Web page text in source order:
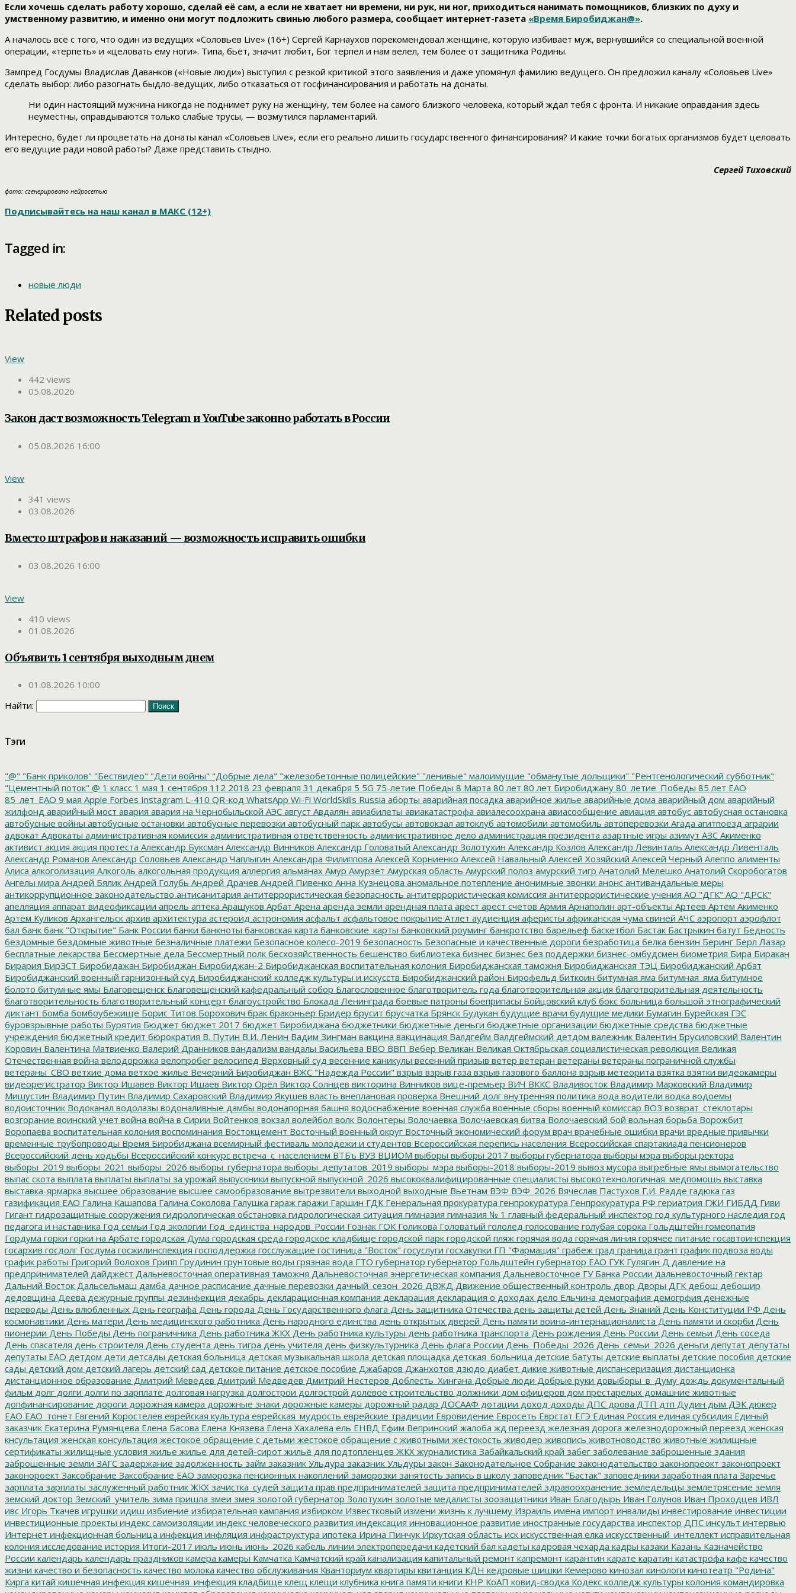
Если хочешь сделать работу хорошо, сделай её сам, а если не хватает ни времени, ни рук, ни ног, приходиться нанимать помощников, близких по духу и
умственному развитию, и именно они могут подложить свинью любого размера, сообщает интернет-газета «Время Биробиджан@».
А началось всё с того, что один из ведущих «Соловьев Live» (16+) Сергей Карнаухов порекомендовал женщине, которую избивает муж, вернувшийся со специальной военной
операции, «терпеть» и «целовать ему ноги». Типа, бьёт, значит любит, Бог терпел и нам велел, тем более от защитника Родины.
Зампред Госдумы Владислав Даванков («Новые люди») выступил с резкой критикой этого заявления и даже упомянул фамилию ведущего. Он предложил каналу «Соловьев Live»
сделать выбор: либо разогнать быдло-ведущих, либо отказаться от госфинансирования и работать на донаты.
Ни один настоящий мужчина никогда не поднимет руку на женщину, тем более на самого близкого человека, который ждал тебя с фронта. И никакие оправдания здесь
неуместны, оправдываются только слабые трусы, — возмутился парламентарий.
Интересно, будет ли процветать на донаты канал «Соловьев Live», если его реально лишить государственного финансирования? И какие точки богатых организмов будет целовать
его ведущие ради новой работы? Даже представить стыдно.
Сергей Тиховский
фото: сгенерировано нейросетью
Подписывайтесь на наш канал в МАКС (12+)
Tagged in:
новые люди
Related posts
View
442 views
05.08.2026
Закон даст возможность Telegram и YouTube законно работать в России
05.08.2026 16:00
View
341 views
03.08.2026
Вместо штрафов и наказаний — возможность исправить ошибки
03.08.2026 16:00
View
410 views
01.08.2026
Объявить 1 сентября выходным днем
01.08.2026 10:00
Найти:
Тэги
"@" "Банк приколов" "Бествидео" "Дети войны" "Добрые дела" "железобетонные полицейские" "ленивые" малоимущие "обманутые дольщики" "Рентгенологический субботник"
"Цементный поток" @ 1 класс 1 мая 1 сентября 112 2018 23 февраля 31 декабря 5 5G 75-летие Победы 8 Марта 80 лет 80 лет Биробиджану 80_летие_Победы 85 лет ЕАО
85_лет_ЕАО 9 мая Apple Forbes Instagram L-410 QR-код WhatsApp Wi-Fi WorldSkills Russia аборты аварийная посадка аварийное жилье аварийные дома аварийный дом аварийный
жилфонд аварийный мост авария авария на Чернобыльской АЭС август Авдалян авиабилеты авиакатастрофа авиалесоохрана авиасообщение авиация автобус автобусная остановка
автобусные войны автобусные остановки автобусные перевозки автобусный парк автобусы автовокзал автоклуб автомобили автомобиль автоперевозки Агада агитпоезд аграрии
адвокат Адвокаты административная комиссия административная ответственность административное дело администрация президента азартные игры азимут АЗС Акименко
активист акция акция протеста Александр Буксман Александр Винников Александр Головатый Александр Золотухин Александр Козлов Александр Левинталь Александр Ливенталь
Александр Романов Александр Соловьев Александр Чаплыгин Александра Филиппова Алексей Корниенко Алексей Навальный Алексей Хозяйский Алексей Черный Алеппо алименты
Алиса алкоголизация Алкоголь алкогольная продукция аллергия альманах Амур Амурзет Амурская область Амурский полоз амурский тигр Анатолий Мелешко Анатолий Скоробогатов
Ангелы мира Андрей Бялик Андрей Голубь Андрей Драчев Андрей Пивенко Анна Кузнецова аномальное потепление анонимные звонки анонс антивандальные меры
антикоррупционное законодательство антисанитария антитеррористическая безопасность антитеррористическая комиссия антитеррористические учения АО "ДГК" АО "ДРСК"
апелляция аппарат видеофиксации апрель аптека Арашуков Арбат Арена аренда земли арендная плата арест арест счетов Армия Арнаполин арт-объекты Артеев Артём Акименко
Артём Куликов Архангельск архив архитектура астероид астрономия асфальт асфальтовое покрытие Атлет аудиенция аферисты африканская чума свиней АЧС аэропорт аэрофлот
бал банк банк "Открытие" Банк России банки банкноты банковская карта банковские_карты банковский роуминг банкротство барельеф баскетбол Бастак Бастрыкин батут Бедность
бездомные бездомные животные безналичные платежи Безопасное колесо-2019 безопасность Безопасные и качественные дороги безработица белка бензин Беринг Берл Лазар
бесплатные лекарства Бессмертные дела Бессмертный полк бесхозяйственность бешенство библиотека бизнес бизнес без поддержки бизнес-омбудсмен биометрия Бира Биракан
Бирария БирЗСТ Биробидажан Биробиджан Биробиджан-2 Биробиджанская воспитательная колония Биробиджанская таможня Биробиджанская ТЭЦ Биробиджанский Арбат
Биробиджанский военный гарнизонный суд Биробиджанский колледж культуры и искусств Биробиджанский район Бирофельд биткоин битумная яма битумная_яма битумное
болото битумные ямы Благовещенск Благовещенский кафедральный собор Благословенное благотворитель года благотворительная акция благотворительная деятельность
благотворительность благотворительный концерт благоустройство Блокада Ленинграда боевые патроны боеприпасы Бойцовский клуб бокс больница большой этнографический
диктант бомба бомбоубежище Борис Титов Борохович брак браконьер Бридер брусит брусчатка Брянск Будукан будущие врачи будущие медики Бумагин Бурейская ГЭС
буровзрывные работы Бурятия Бюджет бюджет 2017 бюджет Биробиджана бюджетники бюджетные деньги бюджетные организации бюджетные средства бюджетные
учреждения бюджетный кредит бюрократия В. Путин В.И. Ленин Вадим Зингман вакцина вакцинация Валдгейм Валдгеймский детдом валежник Валентин Брусиловский Валентин
Коровин Валентина Матвиенко Валерий Дранников вандализм вандалы Васильева ВВО ВВП Вебер Великан Великая Октябрьская социалистическая революция Великая
Отечественная война велодорожка велопробег велосипед Верховный суд весенние каникулы весенний призыв ветер ветеран ветераны ветераны пограничной службы
ветераны_СВО ветхие дома ветхое жилье Вечерний Биробиджан ВЖС "Надежда России" взрыв взрыв газа взрыв газового баллона взрыв метеорита взятка взятки видеокамеры
видеорегистратор Виктор Ишавев Виктор Ишаев Виктор Орёл Виктор Солнцев викторина Винников вице-премьер ВИЧ ВККС Владивосток Владимир Марковский Владимир
Мишустин Владимир Путин Владимир Сахаровский Владимир Якушев власть внеплановая проверка Внешний долг внутренняя политика вода водители водка водоемы
водоисточник Водоканал водолазы водоналивные дамбы водонапорная башня водоснабжение военная служба военные сборы военный комиссар ВОЗ возврат_стеклотары
возгорание воинский учет война война в Сирии Войтенков вокзал волейбол волк Волонтеры Волочаевка Волочаевская битва Волочаевский бой вольная борьба Ворожбит
Воропаева воспитательная колония воспоминания Востокцемент Восточный военный округ Восточный экономический форум врач врачебные ошибки врачи вредные привычки
временные трубопроводы Время Биробиджана всемирный фестиваль молодежи и студентов Всероссийская перепись населения Всероссийская спартакиада пенсионеров
Всероссийский день ходьбы Всероссийский конкурс встреча_с_населением ВТБъ ВУЗ ВЦИОМ выборы выборы 2017 выборы губернатора выборы мэра выборы ректора
выборы_2019 выборы_2021 выборы_2026 выборы_губернатора выборы_депутатов_2019 выборы_мэра выборы-2018 выборы-2019 вывоз мусора выгребные ямы вымогательство
выпас скота выплата выплаты выплаты за урожай выпускники выпускной выпускной_2026 высококвалифицированные специалисты высокотехнологичная_медпомощь выставка
выставка-ярмарка высшее образование высшее самообразование вытрезвители выходной выходные Вьетнам ВЭФ ВЭФ_2026 Вячеслав Пастухов Г.И. Радде гадюка газ
газификация ЕАО Галина Кашапова Галина Соколова Галушка гараж гаражи Гаршин ГДК Генеральная прокуратура генпрокуратура Генпрокуратура РФ гериатрия ГЖИ ГИБДД Гиви
Гигант гидрозащитные сооружения гидрологическая обстановка гидрологическая ситуация гимназия гимназия № 1 главный федеральный инспектор год культурного наследия год
педагога и наставника Год семьи Год экологии Год_единства_народов_России Гознак ГОК Голикова Головатый гололед голосование голубая сорока Гольдштейн гомеопатия
Гордума горки горки на Арбате городская Дума городская среда городское кладбище городской парк городской пляж горячая вода горячая линия горячее питание госавтоинспекция
госархив госдолг Госдума госжилинспекция господдержка госслужащие гостиница "Восток" госуслуги госхакупки ГП "Фармация" грабеж град граница грант график подвоза воды
график работы Григорий Волохов Грипп Грудинин грунтовые воды грязная вода ГТО губернатор губернатор Гольдштейн губернатор ЕАО ГУК Гулягин Д давление на
предпринимателей дайджест Дальневосточная оперативная таможня Дальневосточная энергетическая компания Дальневосточное ГУ Банка России дальневосточный гектар
Дальний Восток Дальсельмаш дамба дачное расписание дачные перевозки дачный_сезон_2026 ДВЖД Движение общественный контроль двор Дворы ДГК дебош дебошир
дедовщина Деева дежурные группы дезинфекция декабрь декларационная компания декларация декларация о доходах дело Ельчина демография демогрфия денежные
переводы День влюбленных День географа День города День Государственного флага День защитника Отечества день защиты детей День Знаний День Конституции РФ День
космонавтики День матери День медицинского работника День народного единства день открытых дверей День памяти воина-интернационалиста День памяти и скорби День
пионерии День Победы День пограничника День работника ЖКХ День работника культуры день работника транспорта День рождения День России День семьи День соседа
День спасателя день строителя День студента день тигра день учителя день физкультурника День флага России День_Победы_2026 День_семьи_2026 деньги депутат депутаты
депутаты ЕАО детдом дети детсады детская больница детская музыкальная школа детская площадка детская_больница детские батуты детские выплаты детские пособия детские
сады детский дом детский лагерь детский сад детское питание детское пособие Джабаров Джанхотов дзюдо диабет дикие животные диспансеризация дистанционка
дистанционное образование Дмитрий Меведев Дмитрий Медведев Дмитрий Нестеров Доблесть_Хингана Добрые люди Добрые руки довыборы_в_Думу дождь документальный
фильм долг долги долги по зарплате долговая нагрузка долгострои долгострой долевое строительство должники дом офицеров дом престарелых домашние животные
допфинансирование дороги дорожная камера дорожные знаки дорожные камеры дорожный радар ДОСААФ дотации доход доходы ДПС дрова ДТП дтп Дудин дым ДЭК дюкер
ЕАО ЕАО_тонет Евгений Коростелев еврейская культура еврейская_мудрость еврейские традиции Евровидение Евросеть Еврстат ЕГЭ Единая Россия единая субсидия Единый
заказчик Екатерина Румянцева Елена Басова Елена Князева Елена Хахалева ель ЕНВД Ефим Вепринский жалоба жд переезд железная дорога железнодорожный переезд женская
кнсультация женская консультация жестокое обращение с детьми жестокое обращение с животными жестокость живодер живопись животноводство животные жилищные
сертификаты жилищные условия жилье жилье для детей-сирот жильё для подтопленцев ЖКХ журналистика Забайкальский край забег заболевание заброшенные здания
заброшенные земли ЗАГС задержание задолженность займ заказник Ульдура заказник Ульдуры закон Законодательное Собрание законодательство законопреокт законопроект
законороект Заксобрание Заксобрание ЕАО заморозка пенсионных накоплений заморозки занятость запись в школу заповедник "Бастак" заповедники заработная плата Заречье
зарплата зарплаты заслуженный работник ЖКХ зачистка_судей защита прав предпринимателей защита предпринимателей здравоохранение земледельцы землетрясение земля
земский доктор Земский_учитель зима пришла змеи змея золотой губернатор Золотухин золотые медалисты зоозащитники Иван Благодырь Иван Голунов Иван Проходцев ИВЛ
ивс Игорь Ткачев игрушки идиш избиение избирательная кампания избирком Известковый измени жизнь к лучшему Израиль имена импорт инвалиды инвестирование инвестиции
инвестиционные проекты индекс самоизоляции индекс человеческого развития индексация инновационное развитие иностранные государства инспектор ДПС инсульт интервью
Интернет инфекционная больница инфекция инфляция инфраструктура ипотека Ирина Пинчук Иркутская область иск искусственная елка искусственный_интеллект исправительная
колония исследование история Итоги-2017 июль июнь июнь_2026 кабель линии электропередачи кадетский бал кадеты кадровая чехарда кадры казаки Казань Казначейство
России календарь календарь праздников камера камеры Камчатка Камчатский край канализация капитальный ремонт капремонт карантин карате каратин катастрофа кафе качество
жизни качество и безопасность качество молока качество обслуживания Кванториум квартиры квитанция КДН кедровые шишки Кемерово кинозал кинологи кинотеатр "Родина"
Кирга китай кишечная инфекция кишечная_инфекция кладбище клещ клещи клубника книга памяти книги КНР КоАП ковид-сводка Кодекс колледж культуры колония командировка